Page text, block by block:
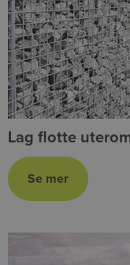
Lag flotte